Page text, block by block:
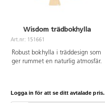
Wisdom trädbokhylla
Art.nr: 151661
Robust bokhylla i träddesign som
ger rummet en naturlig atmosfär.
Logga in för att se ditt avtalade pris.